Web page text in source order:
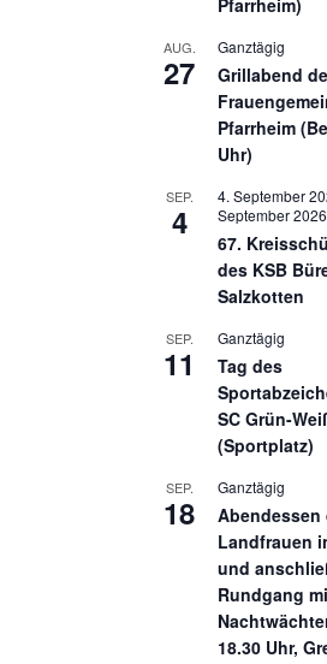
AUG.
27
Ganztägig
Grillabend
Pfarrheim
Uhr)
SEP.
4
4. September
September 2026
67.
des KSB
Salzkotten
SEP.
11
Ganztägig
Tag des
SC Grün-
(Sportplatz)
SEP.
18
Ganztägig
Abendessen
Landfrauen
und
Rundgang
18.30 Uhr,